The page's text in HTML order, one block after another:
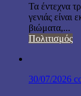
Τα έντεχνα
γενιάς
βιώματα,...
Πολιτισμός
30/07/2026